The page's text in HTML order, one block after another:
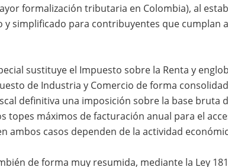
formalización tributaria en Colombia), al
simplificado para contribuyentes que cumplan
sustituye el Impuesto sobre la Renta y
de Industria y Comercio de forma
definitiva una imposición sobre la base bruta
topes máximos de facturación anual para el
ambos casos dependen de la actividad
de forma muy resumida, mediante la Ley